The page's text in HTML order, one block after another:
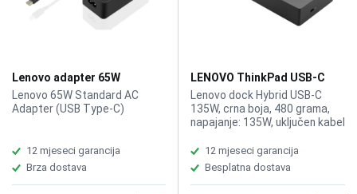
Lenovo adapter 65W
GX20P92529 Type-C
Lenovo 65W Standard AC
Adapter (USB Type-C)
12 mjeseci garancija
Brza dostava
LENOVO ThinkPad USB-C
Dock 40AF0135EU
Lenovo dock Hybrid USB-C
135W, crna boja, 480 grama,
napajanje: 135W, uključen kabel
In/Out, 2xDisplay Port, 2xHDMI,
1xRJ45, 2xUSB 2.0, 3xUSB 3.1,
1xUSB Type-C
12 mjeseci garancija
Besplatna dostava